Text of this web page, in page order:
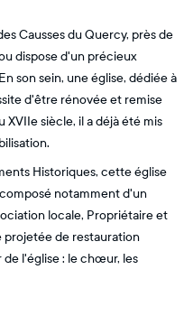
Causses du Quercy, près de
dispose d'un précieux
son sein, une église, dédiée à
d'être rénovée et remise
siècle, il a déjà été mis
Historiques, cette église
notamment d'un
locale, Propriétaire et
projetée de restauration
l'église : le chœur, les